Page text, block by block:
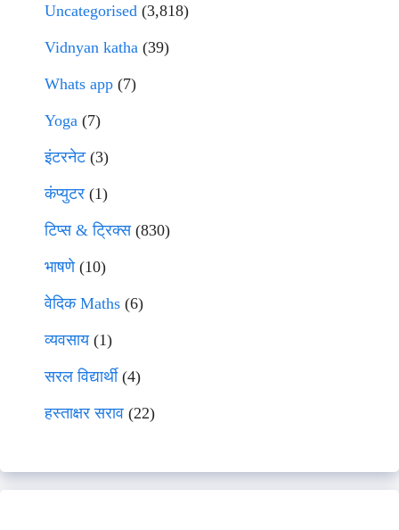
Uncategorised (3,818)
Vidnyan katha (39)
Whats app (7)
Yoga (7)
इंटरनेट(3)
कंप्युटर (1)
टिप्स & ट्रिक्स(830)
भाषणे(10)
वेदिक Maths (6)
व्यवसाय(1)
सरल विद्यार्थी(4)
हस्ताक्षर सराव (22)